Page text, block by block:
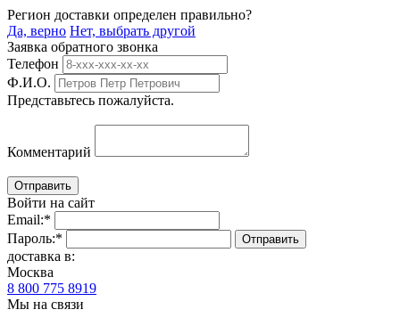
Регион доставки определен правильно?
Да, верно Нет, выбрать другой
Заявка обратного звонка
Телефон
Ф.И.О.
Представьтесь пожалуйста.
Комментарий
Войти на сайт
Email:*
Пароль:*
доставка в:
Москва
8 800 775 8919
Мы на связи